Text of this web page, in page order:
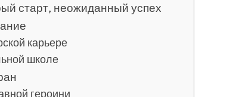
старт, неожиданный успех
карьере
школе
героини